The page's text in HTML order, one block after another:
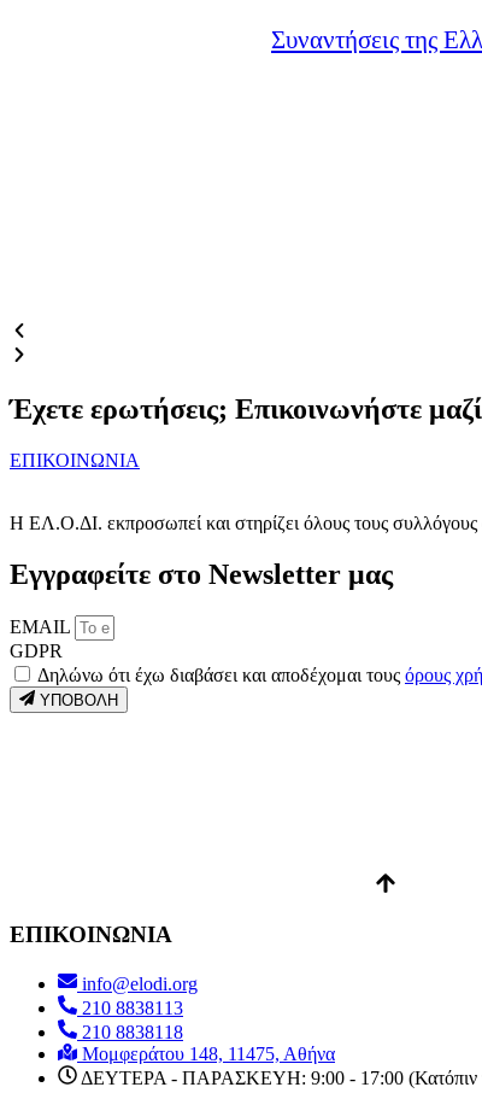
Συναντήσεις της
Έχετε ερωτήσεις; Επικοινωνήστε
ΕΠΙΚΟΙΝΩΝΙΑ
Η ΕΛ.Ο.ΔΙ. εκπροσωπεί και στηρίζει όλους τους
Εγγραφείτε στο Newsletter μας
EMAIL
GDPR
Δηλώνω ότι έχω διαβάσει και αποδέχομαι τους όρους
ΥΠΟΒΟΛΗ
ΕΠΙΚΟΙΝΩΝΙΑ
info@elodi.org
210 8838113
210 8838118
Μομφεράτου 148, 11475, Αθήνα
ΔΕΥΤΕΡΑ - ΠΑΡΑΣΚΕΥΗ: 9:00 - 17:00 (Κατόπιν